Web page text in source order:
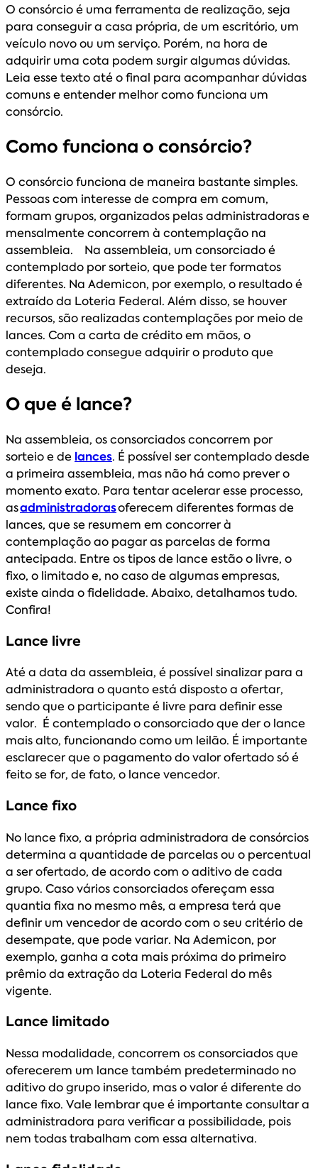
O consórcio é uma ferramenta de realização, seja
para conseguir a casa própria, de um escritório, um
veículo novo ou um serviço. Porém, na hora de
adquirir uma cota podem surgir algumas dúvidas.
Leia esse texto até o final para acompanhar dúvidas
comuns e entender melhor como funciona um
consórcio.
Como funciona o consórcio?
O consórcio funciona de maneira bastante simples.
Pessoas com interesse de compra em comum,
formam grupos, organizados pelas administradoras e
mensalmente concorrem à contemplação na
assembleia. Na assembleia, um consorciado é
contemplado por sorteio, que pode ter formatos
diferentes. Na Ademicon, por exemplo, o resultado é
extraído da Loteria Federal. Além disso, se houver
recursos, são realizadas contemplações por meio de
lances. Com a carta de crédito em mãos, o
contemplado consegue adquirir o produto que
deseja.
O que é lance?
Na assembleia, os consorciados concorrem por
sorteio e de lances. É possível ser contemplado desde
a primeira assembleia, mas não há como prever o
momento exato. Para tentar acelerar esse processo,
asadministradorasoferecem diferentes formas de
lances, que se resumem em concorrer à
contemplação ao pagar as parcelas de forma
antecipada. Entre os tipos de lance estão o livre, o
fixo, o limitado e, no caso de algumas empresas,
existe ainda o fidelidade. Abaixo, detalhamos tudo.
Confira!
Lance livre
Até a data da assembleia, é possível sinalizar para a
administradora o quanto está disposto a ofertar,
sendo que o participante é livre para definir esse
valor. É contemplado o consorciado que der o lance
mais alto, funcionando como um leilão. É importante
esclarecer que o pagamento do valor ofertado só é
feito se for, de fato, o lance vencedor.
Lance fixo
No lance fixo, a própria administradora de consórcios
determina a quantidade de parcelas ou o percentual
a ser ofertado, de acordo com o aditivo de cada
grupo. Caso vários consorciados ofereçam essa
quantia fixa no mesmo mês, a empresa terá que
definir um vencedor de acordo com o seu critério de
desempate, que pode variar. Na Ademicon, por
exemplo, ganha a cota mais próxima do primeiro
prêmio da extração da Loteria Federal do mês
vigente.
Lance limitado
Nessa modalidade, concorrem os consorciados que
oferecerem um lance também predeterminado no
aditivo do grupo inserido, mas o valor é diferente do
lance fixo. Vale lembrar que é importante consultar a
administradora para verificar a possibilidade, pois
nem todas trabalham com essa alternativa.